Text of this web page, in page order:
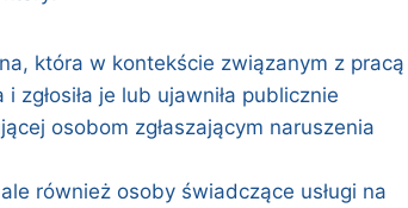
która w kontekście związanym z pracą
zgłosiła je lub ujawniła publicznie
osobom zgłaszającym naruszenia
również osoby świadczące usługi na